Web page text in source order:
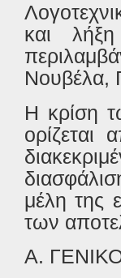
και
Νουβέλα,
Η κρίση
μέλη της
των
Α.